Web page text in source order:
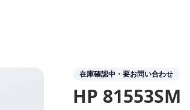
在庫確認中・要お問い合わせ
HP 81553SM